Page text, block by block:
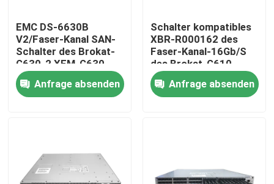
Haus
Über uns
EMC DS-6630B
V2/Faser-Kanal SAN-
Schalter des Brokat-
G630-2 XEM-G630-
48-R-1 128-Port
32Gb 2U
Anfrage absenden
Schalter kompatibles
XBR-R000162 des
Faser-Kanal-16Gb/S
des Brokat-G610
Anfrage absenden